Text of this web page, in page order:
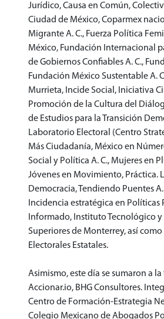
Jurídico, Causa en Común,
Ciudad de México, Coparmex
Migrante A. C., Fuerza Política
México, Fundación Internacional
de Gobiernos Confiables A. C.,
Fundación México Sustentable A.
Murrieta, Incide Social, Iniciativa
Promoción de la Cultura del
de Estudios para la Transición
Laboratorio Electoral (Centro
Más Ciudadanía, México en
Social y Política A. C., Mujeres en
Jóvenes en Movimiento, Práctica.
Democracia, Tendiendo Puentes A.
Incidencia estratégica en Políticas
Informado, Instituto Tecnológico y
Superiores de Monterrey, así como
Electorales Estatales.
Asimismo, este día se sumaron a
Accionar.io, BHG Consultores.
Centro de Formación-Estrategia
Colegio Mexicano de Abogados